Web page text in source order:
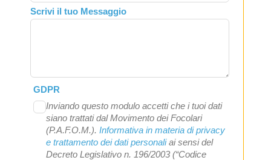
Scrivi il tuo Messaggio
GDPR
Inviando questo modulo accetti che i tuoi dati
siano trattati dal Movimento dei Focolari
(P.A.F.O.M.). Informativa in materia di privacy
e trattamento dei dati personaliai sensi del
Decreto Legislativo n. 196/2003 (“Codice